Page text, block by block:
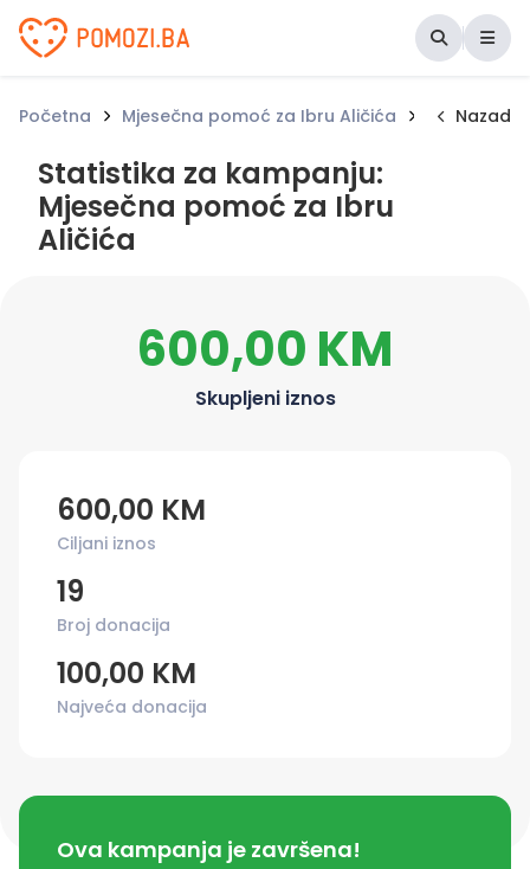
Udruženje Pomozi.ba
Početna Mjesečna pomoć za Ibru Aličića Statistika
Nazad
Statistika za kampanju:
Mjesečna pomoć za Ibru
Aličića
600,00 KM
Skupljeni iznos
600,00 KM
Ciljani iznos
19
Broj donacija
100,00 KM
Najveća donacija
Ova kampanja je završena!